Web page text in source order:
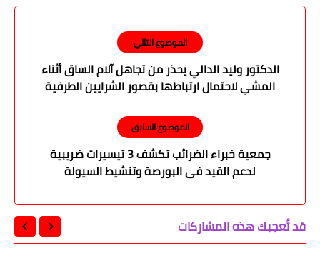
الموضوع التالي
الدكتور وليد الدالي يحذر من تجاهل آلام الساق أثناء
المشي لاحتمال ارتباطها بقصور الشرايين الطرفية
الموضوع السابق
جمعية خبراء الضرائب تكشف 3 تيسيرات ضريبية
لدعم القيد في البورصة وتنشيط السيولة
قد تُعجبك هذه المشاركات